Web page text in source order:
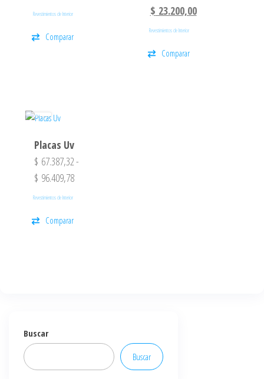
Revestimientos de Interior
Comparar
$ 23.200,00
Revestimientos de Interior
Comparar
Placas Uv
$ 67.387,32-
$ 96.409,78
Revestimientos de Interior
Comparar
Buscar
Buscar